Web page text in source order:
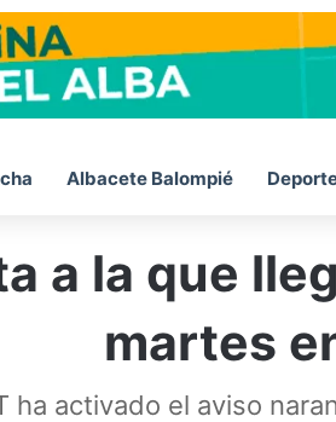
Albacete Balompié
a la que
martes
ha activado el aviso